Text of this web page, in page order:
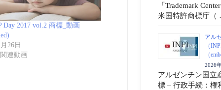
Day 2017 vol.2 商標_動画
26日
連動画
「Trademark
米国特許商標庁（
アル
（
（
2026
アルゼンチン国立
標 – 行政手続：権